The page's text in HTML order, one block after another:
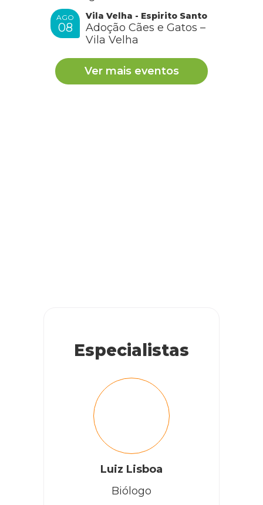
AGO
08
Vila Velha - Espirito Santo
Adoção Cães e Gatos –
Vila Velha
Ver mais eventos
Especialistas
Luiz Lisboa
Biólogo